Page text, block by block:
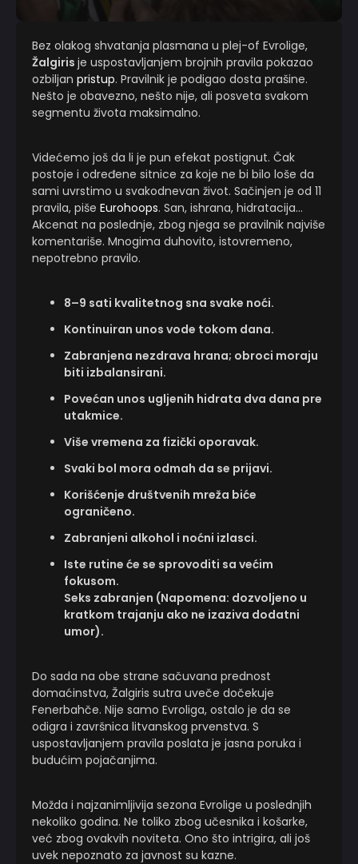
Bez olakog shvatanja plasmana u plej-of Evrolige,
Žalgiris je uspostavljanjem brojnih pravila pokazao
ozbiljan pristup. Pravilnik je podigao dosta prašine.
Nešto je obavezno, nešto nije, ali posveta svakom
segmentu života maksimalno.
Videćemo još da li je pun efekat postignut. Čak
postoje i određene sitnice za koje ne bi bilo loše da
sami uvrstimo u svakodnevan život. Sačinjen je od 11
pravila, piše Eurohoops. San, ishrana, hidratacija…
Akcenat na poslednje, zbog njega se pravilnik najviše
komentariše. Mnogima duhovito, istovremeno,
nepotrebno pravilo.
8–9 sati kvalitetnog sna svake noći.
Kontinuiran unos vode tokom dana.
Zabranjena nezdrava hrana; obroci moraju
biti izbalansirani.
Povećan unos ugljenih hidrata dva dana pre
utakmice.
Više vremena za fizički oporavak.
Svaki bol mora odmah da se prijavi.
Korišćenje društvenih mreža biće
ograničeno.
Zabranjeni alkohol i noćni izlasci.
Iste rutine će se sprovoditi sa većim
fokusom.
Seks zabranjen (Napomena: dozvoljeno u
kratkom trajanju ako ne izaziva dodatni
umor).
Do sada na obe strane sačuvana prednost
domaćinstva, Žalgiris sutra uveče dočekuje
Fenerbahče. Nije samo Evroliga, ostalo je da se
odigra i završnica litvanskog prvenstva. S
uspostavljanjem pravila poslata je jasna poruka i
budućim pojačanjima.
Možda i najzanimljivija sezona Evrolige u poslednjih
nekoliko godina. Ne toliko zbog učesnika i košarke,
već zbog ovakvih noviteta. Ono što intrigira, ali još
uvek nepoznato za javnost su kazne.